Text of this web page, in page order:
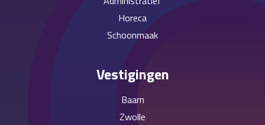
Horeca
Schoonmaak
Vestigingen
Baarn
Zwolle